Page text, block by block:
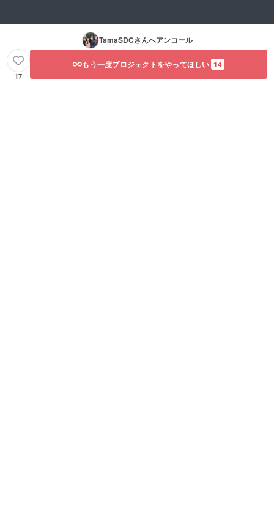
TamaSDCさんへアンコール
17
もう一度プロジェクトをやってほしい 14